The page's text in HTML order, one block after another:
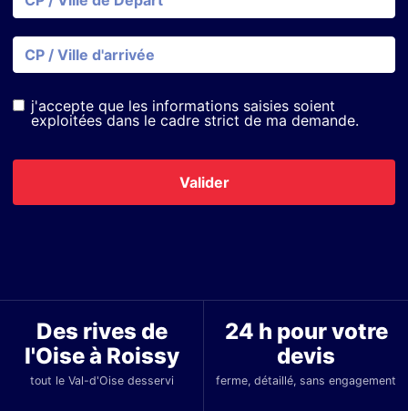
j'accepte que les informations saisies soient
exploitées dans le cadre strict de ma demande.
Valider
Des rives de
l'Oise à Roissy
tout le Val-d'Oise desservi
24 h pour votre
devis
ferme, détaillé, sans engagement